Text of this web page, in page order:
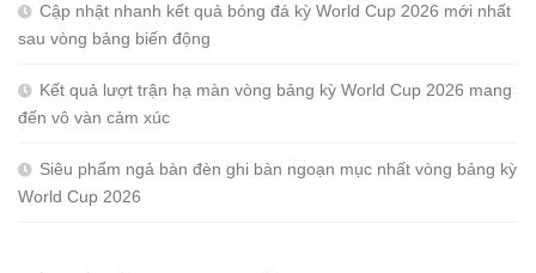
Cập nhật nhanh kết quả bóng đá kỳ World Cup 2026 mới nhất
sau vòng bảng biến động
Kết quả lượt trận hạ màn vòng bảng kỳ World Cup 2026 mang
đến vô vàn cảm xúc
Siêu phẩm ngả bàn đèn ghi bàn ngoạn mục nhất vòng bảng kỳ
World Cup 2026